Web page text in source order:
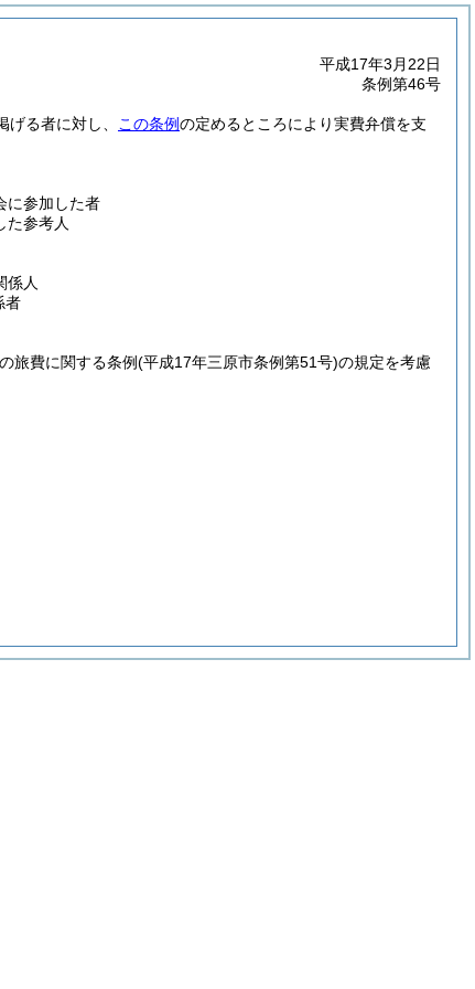
平成17年3月22日
条例第46号
る者に対し、 この条例の定めるところにより実費弁償を支
に参加した者
た参考人
係人
者
旅費に関する条例(平成17年三原市条例第51号)の規定を考慮